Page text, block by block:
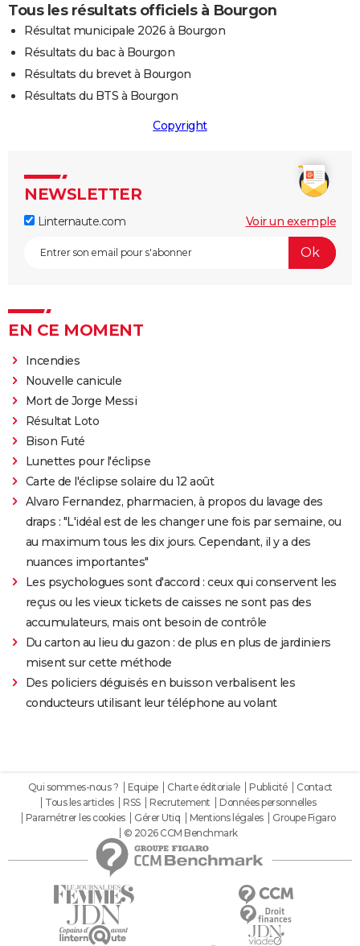
Tous les résultats officiels à Bourgon
Résultat municipale 2026 à Bourgon
Résultats du bac à Bourgon
Résultats du brevet à Bourgon
Résultats du BTS à Bourgon
Copyright
NEWSLETTER
Linternaute.com Voir un exemple
EN CE MOMENT
Incendies
Nouvelle canicule
Mort de Jorge Messi
Résultat Loto
Bison Futé
Lunettes pour l'éclipse
Carte de l'éclipse solaire du 12 août
Alvaro Fernandez, pharmacien, à propos du lavage des
draps : "L'idéal est de les changer une fois par semaine, ou
au maximum tous les dix jours. Cependant, il y a des
nuances importantes"
Les psychologues sont d'accord : ceux qui conservent les
reçus ou les vieux tickets de caisses ne sont pas des
accumulateurs, mais ont besoin de contrôle
Du carton au lieu du gazon : de plus en plus de jardiniers
misent sur cette méthode
Des policiers déguisés en buisson verbalisent les
conducteurs utilisant leur téléphone au volant
Qui sommes-nous ? Equipe Charte éditoriale Publicité
Contact
Tous les articles
RSS Recrutement
Données personnelles
Paramétrer les cookies
Gérer Utiq Mentions légales
Groupe Figaro
© 2026 CCM Benchmark